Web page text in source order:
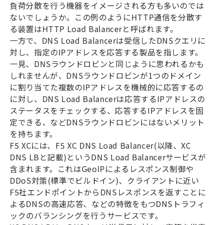
負荷分散を行う機器をイメージされる方も多いのでは
ないでしょうか。この例のようにHTTP通信を分散す
る装置はHTTP Load Balancerと呼ばれます。
一方で、 DNS Load Balancerは受信したDNSクエリに
対し、指定のIPアドレスを応答する製品を指します。
一見、 DNSラウンドロビンと同じように思われるかも
しれませんが、 DNSラウンドロビンが1つのドメイン
に割り当てた複数のIPアドレスを機械的に応答するの
に対し、 DNS Load Balancerは応答するIPアドレスの
ステータスをチェックする、応答するIPアドレスを固
定できる、などDNSラウンドロビンにはないメリット
を持ちます。
F5 XCには、 F5 XC DNS Load Balancer(以降、XC
DNS LB と記載)というDNS Load Balancerサービスが
含まれます。これはGeoIPによるレスポンス制御や
DDoS対策(標準でビルドイン)、クライアントに近い
F5社エンドポイントからDNS レスポンスを返すことに
よるDNSの高速応答、などの特徴をもつDNS トラフィ
ックのバランシングを行うサービスです。